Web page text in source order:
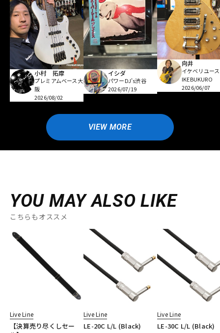
小村 拓摩
プレミアムベース大
阪
2026/08/02
イシダ
パワーDJ's渋谷
2026/07/19
向井
イケベリユース
IKEBUKURO
2026/06/07
VIEW MORE
YOU MAY ALSO LIKE
こちらもオススメ
Live Line
【決算売り尽くしセー
Live Line
LE-20C L/L (Black)
Live Line
LE-30C L/L (Black)